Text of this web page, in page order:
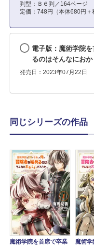
判型：Ｂ６判／164ページ
定価：748円（本体680円＋
電子版：魔術学院
るのはそんなにお
発売日：2023年07月22日
同じシリーズの作品
魔術学院を首席で卒業
魔術